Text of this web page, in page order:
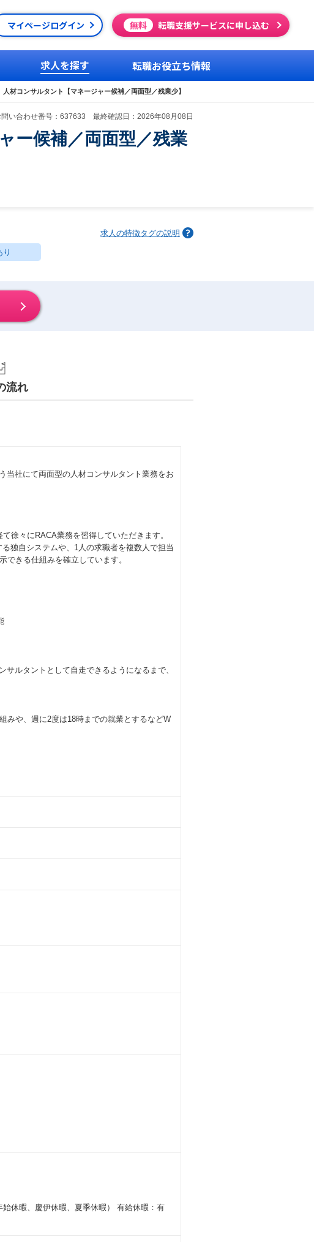
マイページログイン 無料 転職支援サービスに申し込む
求人を探す 転職お役立ち情報
材コンサルタント【マネージャー候補／両面型／残業少】
問い合わせ番号：637633 最終確認日：2026年08月08日
候補／両面型／残業
求人の特徴タグの説明
り
流れ
当社にて両面型の人材コンサルタント業務をお
徐々にRACA業務を習得していただきます。
独自システムや、1人の求職者を複数人で担当
できる仕組みを確立しています。
ルタントとして自走できるようになるまで、
みや、週に2度は18時までの就業とするなどW
休暇、慶伊休暇、夏季休暇） 有給休暇：有